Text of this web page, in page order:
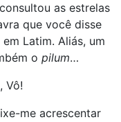
as estrelas
que você disse
em Latim. Aliás, um
o pilum…
Vô!
me acrescentar